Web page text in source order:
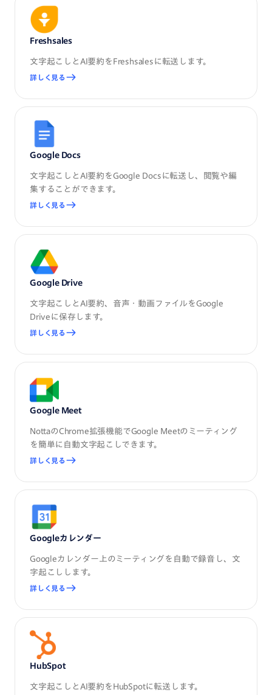
Freshsales
文字起こしとAI要約をFreshsalesに転送します。
詳しく見る
Google Docs
文字起こしとAI要約をGoogle Docsに転送し、閲覧や編
集することができます。
詳しく見る
Google Drive
文字起こしとAI要約、音声・動画ファイルをGoogle
Driveに保存します。
詳しく見る
Google Meet
NottaのChrome拡張機能でGoogle Meetのミーティング
を簡単に自動文字起こしできます。
詳しく見る
Googleカレンダー
Googleカレンダー上のミーティングを自動で録音し、文
字起こしします。
詳しく見る
HubSpot
文字起こしとAI要約をHubSpotに転送します。